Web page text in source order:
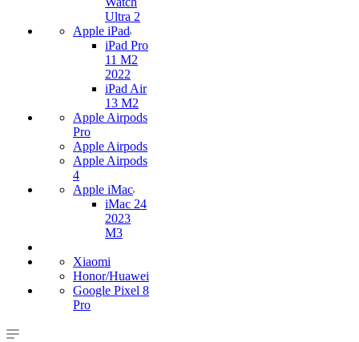
Ultra 2
Apple iPad
iPad Pro
11 M2
2022
iPad Air
13 M2
Apple Airpods
Pro
Apple Airpods
Apple Airpods
4
Apple iMac
iMac 24
2023
M3
Xiaomi
Honor/Huawei
Google Pixel 8
Pro